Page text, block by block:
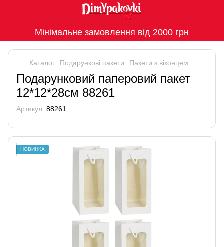
Мінімальне замовлення від 2000 грн
Каталог Подарункові пакети Пакети з віконцем
Подарунковий паперовий пакет
12*12*28см 88261
Артикул: 88261
НОВИНКА